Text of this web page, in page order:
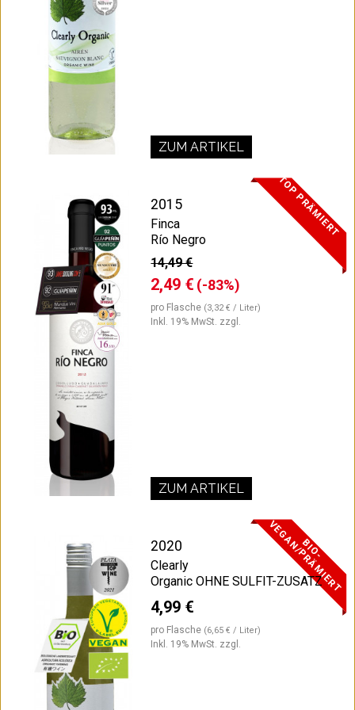
ZUM ARTIKEL
TOP PRÄMIERT
2015
Finca
Río Negro
14,49 €
2,49 € (-83%)
pro Flasche (3,32 € / Liter)
Inkl. 19% MwSt. zzgl.
ZUM ARTIKEL
B
I
O
-
V
E
G
A
N
/
P
R
Ä
M
I
E
R
T
2020
Clearly
Organic OHNE SULFIT-ZUSATZ
4,99 €
pro Flasche (6,65 € / Liter)
Inkl. 19% MwSt. zzgl.